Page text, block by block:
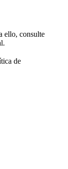
ello, consulte
de